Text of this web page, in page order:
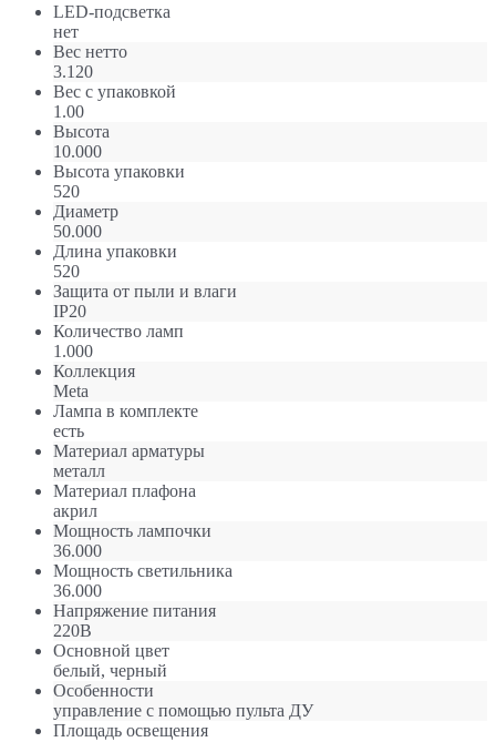
LED-подсветка
нет
Вес нетто
3.120
Вес с упаковкой
1.00
Высота
10.000
Высота упаковки
520
Диаметр
50.000
Длина упаковки
520
Защита от пыли и влаги
IP20
Количество ламп
1.000
Коллекция
Meta
Лампа в комплекте
есть
Материал арматуры
металл
Материал плафона
акрил
Мощность лампочки
36.000
Мощность светильника
36.000
Напряжение питания
220В
Основной цвет
белый, черный
Особенности
управление с помощью пульта ДУ
Площадь освещения